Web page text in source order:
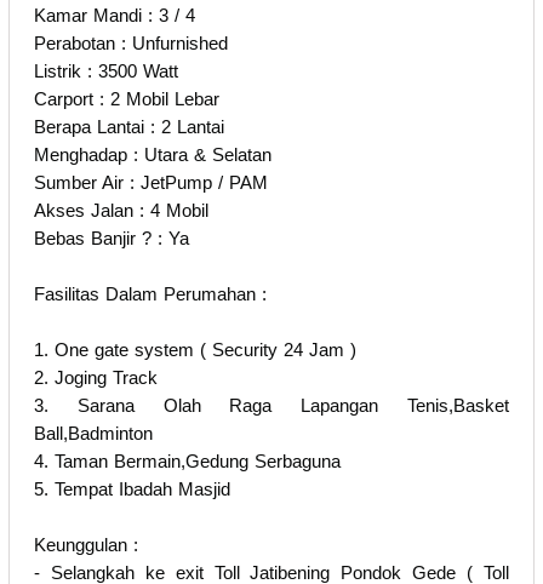
Kamar Mandi : 3 / 4
Perabotan : Unfurnished
Listrik : 3500 Watt
Carport : 2 Mobil Lebar
Berapa Lantai : 2 Lantai
Menghadap : Utara & Selatan
Sumber Air : JetPump / PAM
Akses Jalan : 4 Mobil
Bebas Banjir ? : Ya
Fasilitas Dalam Perumahan :
1. One gate system ( Security 24 Jam )
2. Joging Track
3. Sarana Olah Raga Lapangan Tenis,Basket
Ball,Badminton
4. Taman Bermain,Gedung Serbaguna
5. Tempat Ibadah Masjid
Keunggulan :
- Selangkah ke exit Toll Jatibening Pondok Gede ( Toll